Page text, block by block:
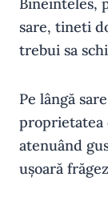
Bineinteles,
sare, tineti
trebui sa
Pe lângă
proprietatea
atenuând
ușoară